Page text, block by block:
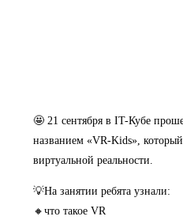
🤩 21 сентября в IT-Кубе
названием «VR-Kids»,
виртуальной реальности.
💡На занятии ребята узнали:
🔸что такое VR